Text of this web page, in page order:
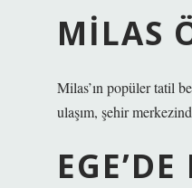
MILAS
Milas’ın popüler tatil
ulaşım, şehir